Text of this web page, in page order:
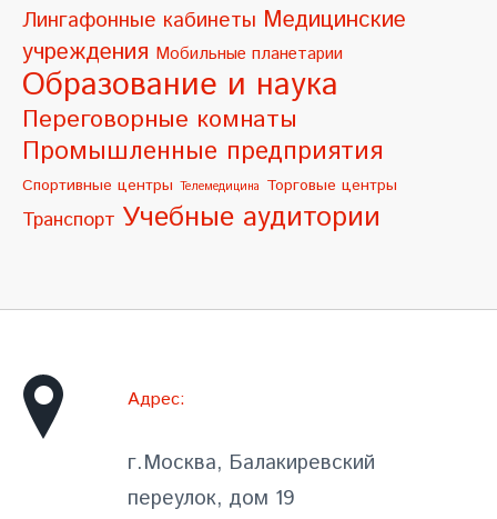
Лингафонные кабинеты Медицинские
учреждения Мобильные планетарии
Образование и наука
Переговорные комнаты
Промышленные предприятия
Спортивные центры Телемедицина Торговые центры
Транспорт Учебные аудитории
Адрес:
г.Москва, Балакиревский
переулок, дом 19